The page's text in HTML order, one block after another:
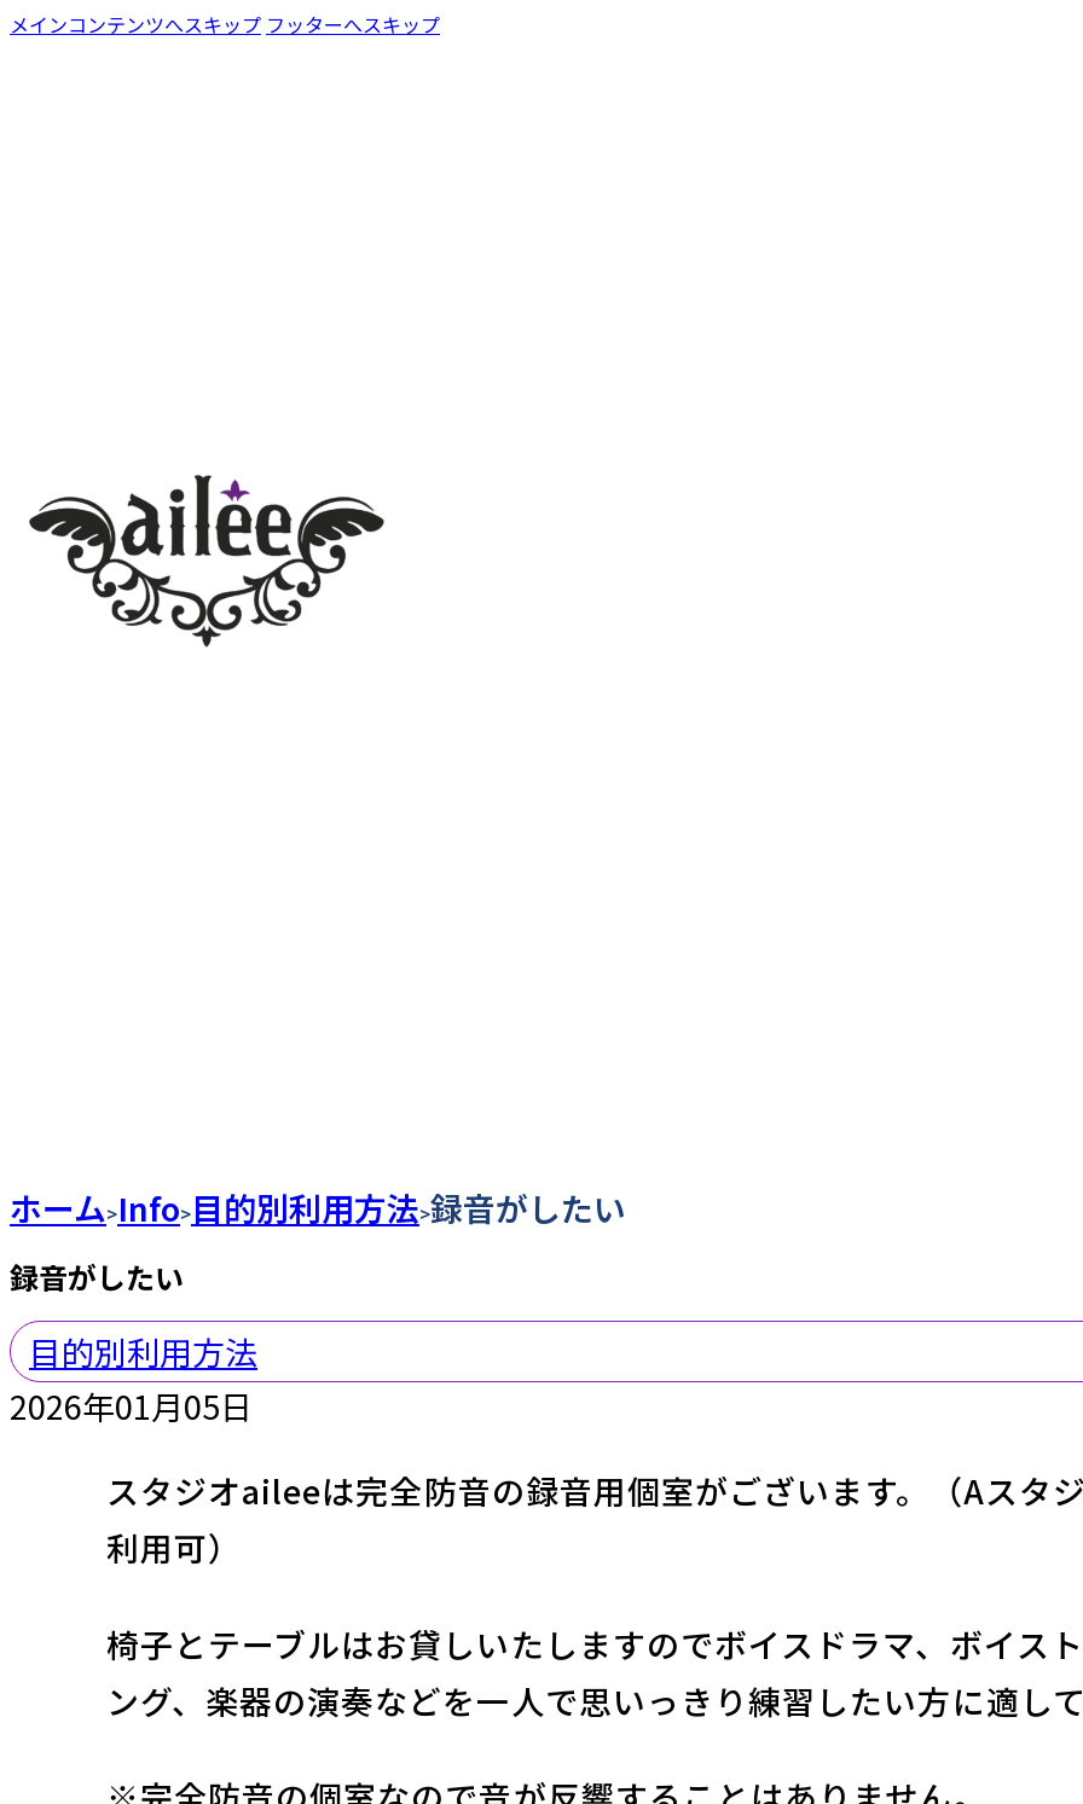
メインコンテンツへスキップ フッターへスキップ
ホーム>Info>目的別利用方法>録音がしたい
録音がしたい
目的別利用方法
2026年01月05日
スタジオaileeは完全防音の録音用個室がございます。（Aスタ
利用可）
椅子とテーブルはお貸しいたしますのでボイスドラマ、ボイス
ング、楽器の演奏などを一人で思いっきり練習したい方に適し